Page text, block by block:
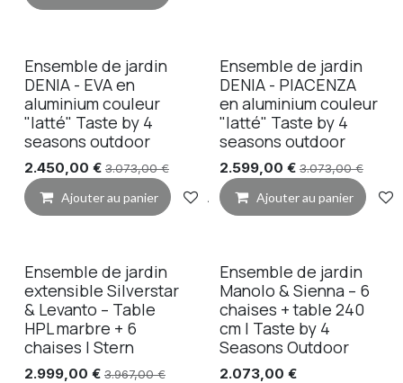
Ensemble de jardin
DENIA - EVA en
aluminium couleur
"latté" Taste by 4
seasons outdoor
2.450,00 € 3.073,00€
Ajouter au panier Ajouter à la liste de souhaits
Ensemble de jardin
DENIA - PIACENZA
en aluminium couleur
"latté" Taste by 4
seasons outdoor
2.599,00 € 3.073,00€
Ajouter au panier
Ensemble de jardin
extensible Silverstar
& Levanto – Table
HPL marbre + 6
chaises | Stern
2.999,00 € 3.967,00€
Ensemble de jardin
Manolo & Sienna – 6
chaises + table 240
cm | Taste by 4
Seasons Outdoor
2.073,00 €